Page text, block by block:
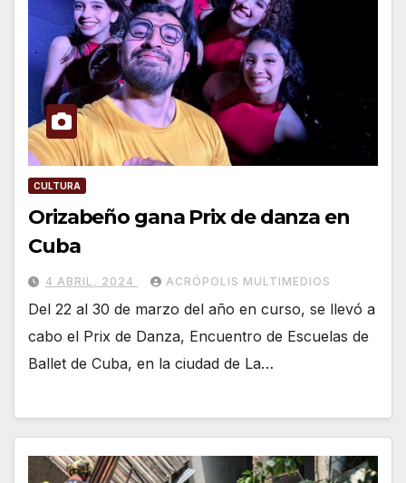
CULTURA
Orizabeño gana Prix de danza en
Cuba
4 ABRIL, 2024 ACRÓPOLIS MULTIMEDIOS
Del 22 al 30 de marzo del año en curso, se llevó a
cabo el Prix de Danza, Encuentro de Escuelas de
Ballet de Cuba, en la ciudad de La…